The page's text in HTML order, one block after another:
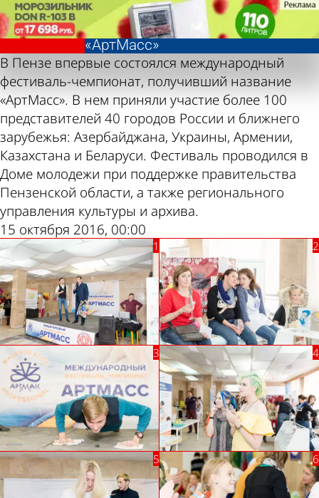
Фестиваль-
чемпионат
«АртМасс»
Фотолента,
«Общество»
В Пензе впервые состоялся международный
фестиваль-чемпионат, получивший название
«АртМасс». В нем приняли участие более 100
представителей 40 городов России и ближнего
зарубежья: Азербайджана, Украины, Армении,
Казахстана и Беларуси. Фестиваль проводился в
Доме молодежи при поддержке правительства
Пензенской области, а также регионального
управления культуры и архива.
15 октября 2016, 00:00
Фестиваль-
чемпионат
«АртМасс»
Фотолента,
«Общество»